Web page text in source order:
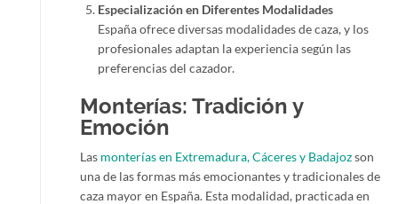
Especialización en Diferentes Modalidades
España ofrece diversas modalidades de caza, y los
profesionales adaptan la experiencia según las
preferencias del cazador.
Monterías: Tradición y
Emoción
Las monterías en Extremadura, Cáceres y Badajozson
una de las formas más emocionantes y tradicionales de
caza mayor en España. Esta modalidad, practicada en